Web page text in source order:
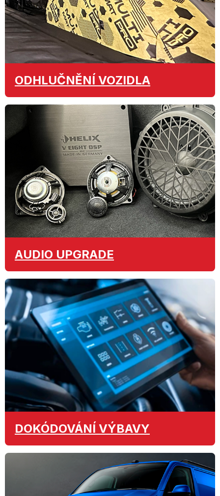
ODHLUČNĚNÍ VOZIDLA
AUDIO UPGRADE
DOKÓDOVÁNÍ VÝBAVY